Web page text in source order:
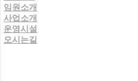
임원소개
사업소개
운영시설
오시는길